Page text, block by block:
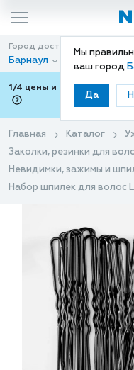
Мы
ваш город
Да
Город доставки
Барнаул
1/4 цены и покупки ваши с
Главная Каталог
Заколки, резинки для
Невидимки, зажимы и
Набор шпилек для волос